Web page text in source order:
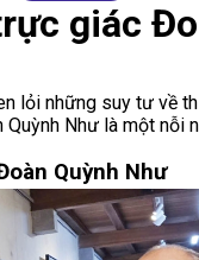
giác
lỏi những suy tư về
Như là một nỗi
Quỳnh Như